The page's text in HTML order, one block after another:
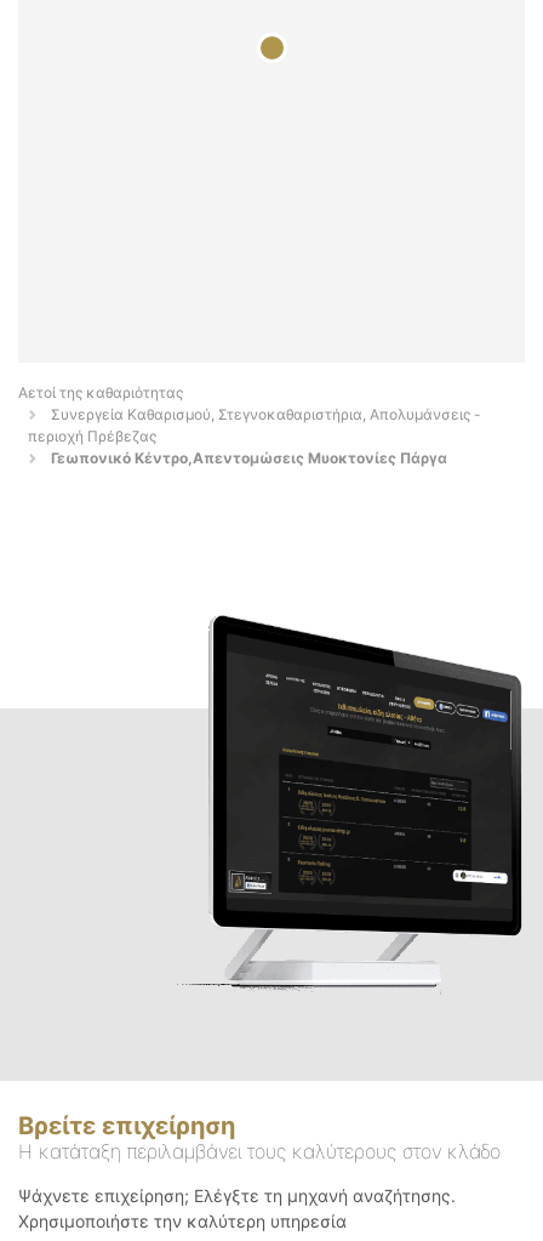
Αετοί της καθαριότητας
Συνεργεία Καθαρισμού, Στεγνοκαθαριστήρια, Απολυμάνσεις -
περιοχή Πρέβεζας
Γεωπονικό Κέντρο,Απεντομώσεις Μυοκτονίες Πάργα
Βρείτε επιχείρηση
Η κατάταξη περιλαμβάνει τους καλύτερους στον κλάδο
Ψάχνετε επιχείρηση; Ελέγξτε τη μηχανή αναζήτησης.
Χρησιμοποιήστε την καλύτερη υπηρεσία